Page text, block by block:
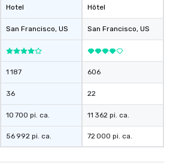
Hotel
San Francisco, US
1 187
36
10 700 pi. ca.
56 992 pi. ca.
Hôtel
San Francisco, US
606
22
11 362 pi. ca.
72 000 pi. ca.